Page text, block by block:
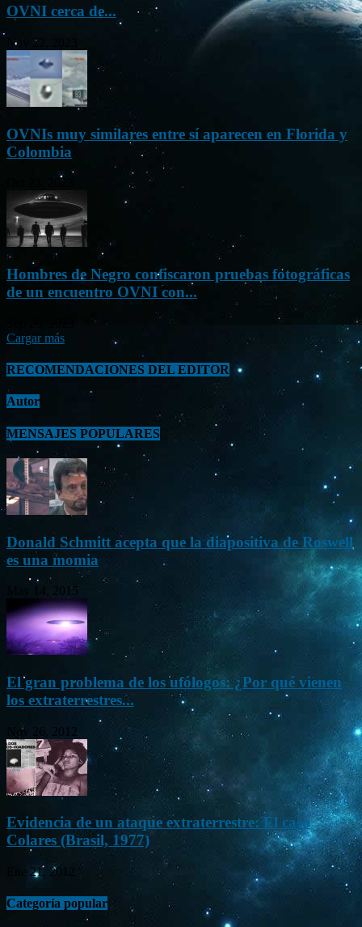
OVNI cerca de...
Nov 22, 2023
OVNIs muy similares entre sí aparecen en Florida y
Colombia
Oct 23, 2023
Hombres de Negro confiscaron pruebas fotográficas
de un encuentro OVNI con...
Cargar más
RECOMENDACIONES DEL EDITOR
Autor
MENSAJES POPULARES
Donald Schmitt acepta que la diapositiva de Roswell
es una momia
May 14, 2015
El gran problema de los ufólogos: ¿Por qué vienen
los extraterrestres...
Nov 26, 2012
Evidencia de un ataque extraterrestre: El caso
Colares (Brasil, 1977)
Ene 21, 2012
Categoría popular